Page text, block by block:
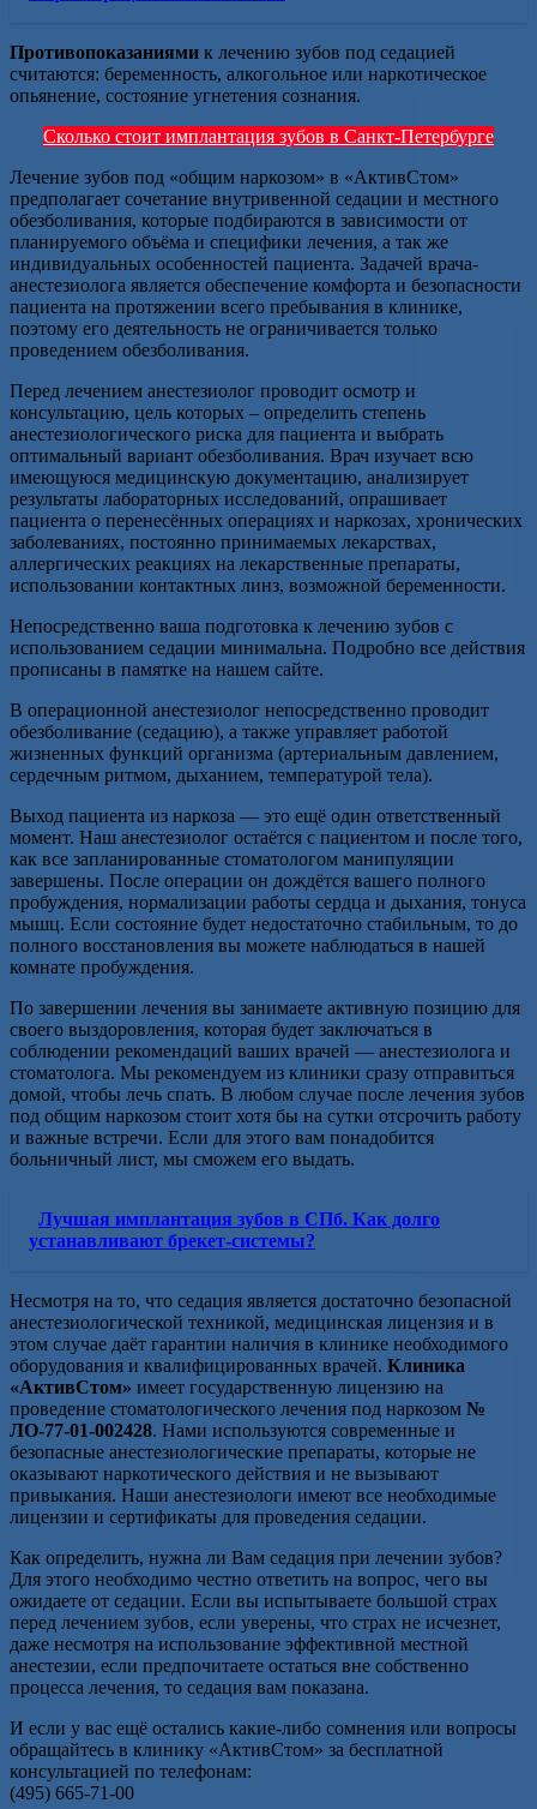
Противопоказаниями к лечению зубов под седацией
считаются: беременность, алкогольное или наркотическое
опьянение, состояние угнетения сознания.
Сколько стоит имплантация зубов в Санкт-Петербурге
Лечение зубов под «общим наркозом» в «АктивСтом»
предполагает сочетание внутривенной седации и местного
обезболивания, которые подбираются в зависимости от
планируемого объёма и специфики лечения, а так же
индивидуальных особенностей пациента. Задачей врача-
анестезиолога является обеспечение комфорта и безопасности
пациента на протяжении всего пребывания в клинике,
поэтому его деятельность не ограничивается только
проведением обезболивания.
Перед лечением анестезиолог проводит осмотр и
консультацию, цель которых – определить степень
анестезиологического риска для пациента и выбрать
оптимальный вариант обезболивания. Врач изучает всю
имеющуюся медицинскую документацию, анализирует
результаты лабораторных исследований, опрашивает
пациента о перенесённых операциях и наркозах, хронических
заболеваниях, постоянно принимаемых лекарствах,
аллергических реакциях на лекарственные препараты,
использовании контактных линз, возможной беременности.
Непосредственно ваша подготовка к лечению зубов с
использованием седации минимальна. Подробно все действия
прописаны в памятке на нашем сайте.
В операционной анестезиолог непосредственно проводит
обезболивание (седацию), а также управляет работой
жизненных функций организма (артериальным давлением,
сердечным ритмом, дыханием, температурой тела).
Выход пациента из наркоза — это ещё один ответственный
момент. Наш анестезиолог остаётся с пациентом и после того,
как все запланированные стоматологом манипуляции
завершены. После операции он дождётся вашего полного
пробуждения, нормализации работы сердца и дыхания, тонуса
мышц. Если состояние будет недостаточно стабильным, то до
полного восстановления вы можете наблюдаться в нашей
комнате пробуждения.
По завершении лечения вы занимаете активную позицию для
своего выздоровления, которая будет заключаться в
соблюдении рекомендаций ваших врачей — анестезиолога и
стоматолога. Мы рекомендуем из клиники сразу отправиться
домой, чтобы лечь спать. В любом случае после лечения зубов
под общим наркозом стоит хотя бы на сутки отсрочить работу
и важные встречи. Если для этого вам понадобится
больничный лист, мы сможем его выдать.
Лучшая имплантация зубов в СПб. Как долго
устанавливают брекет-системы?
Несмотря на то, что седация является достаточно безопасной
анестезиологической техникой, медицинская лицензия и в
этом случае даёт гарантии наличия в клинике необходимого
оборудования и квалифицированных врачей. Клиника
«АктивСтом» имеет государственную лицензию на
проведение стоматологического лечения под наркозом №
ЛО-77-01-002428. Нами используются современные и
безопасные анестезиологические препараты, которые не
оказывают наркотического действия и не вызывают
привыкания. Наши анестезиологи имеют все необходимые
лицензии и сертификаты для проведения седации.
Как определить, нужна ли Вам седация при лечении зубов?
Для этого необходимо честно ответить на вопрос, чего вы
ожидаете от седации. Если вы испытываете большой страх
перед лечением зубов, если уверены, что страх не исчезнет,
даже несмотря на использование эффективной местной
анестезии, если предпочитаете остаться вне собственно
процесса лечения, то седация вам показана.
И если у вас ещё остались какие-либо сомнения или вопросы
обращайтесь в клинику «АктивСтом» за бесплатной
консультацией по телефонам:
(495) 665-71-00